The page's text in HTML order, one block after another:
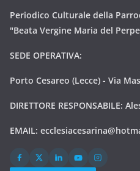
Periodico Culturale della
"Beata Vergine Maria del
SEDE OPERATIVA:
Porto Cesareo (Lecce) - Via
DIRETTORE RESPONSABILE:
EMAIL: